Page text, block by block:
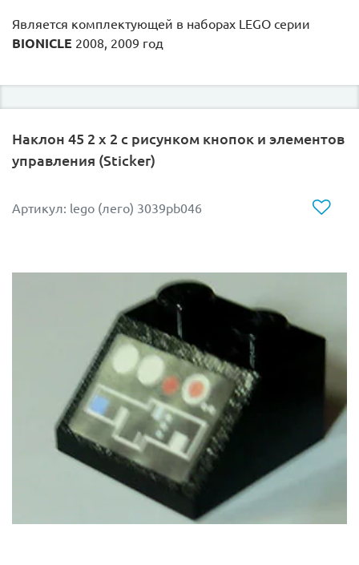
Является комплектующей в наборах LEGO серии
BIONICLE 2008, 2009 год
Наклон 45 2 x 2 с рисунком кнопок и элементов
управления (Sticker)
Артикул: lego (лего) 3039pb046